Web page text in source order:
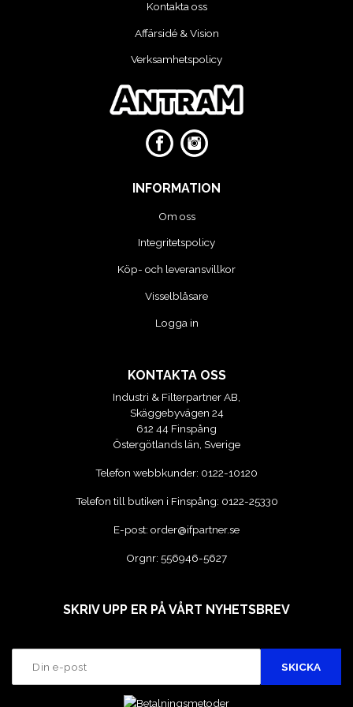
VÄSKOR OCH BOXAR
Kontakta oss
Affärsidé & Vision
Verksamhetspolicy
INFORMATION
Om oss
Integritetspolicy
Köp- och leveransvillkor
Visselblåsare
Logga in
KONTAKTA OSS
Industri & Filterpartner AB,
Skäggebyvägen 24
612 44 Finspång
Östergötlands län, Sverige
Telefon webbkunder: 0122-10120
Telefon till butiken i Finspång: 0122-25330
E-post: order@ifpartner.se
Orgnr: 556946-5627
SKRIV UPP ER PÅ VÅRT NYHETSBREV